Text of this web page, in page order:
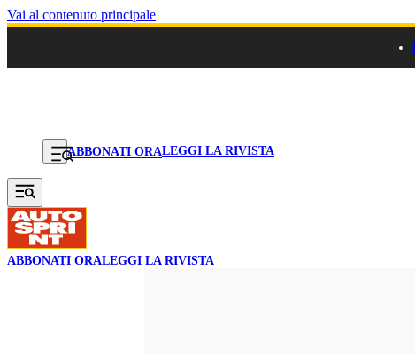
Vai al contenuto principale
ABBONATI ORALEGGI LA RIVISTA
ABBONATI ORALEGGI LA RIVISTA